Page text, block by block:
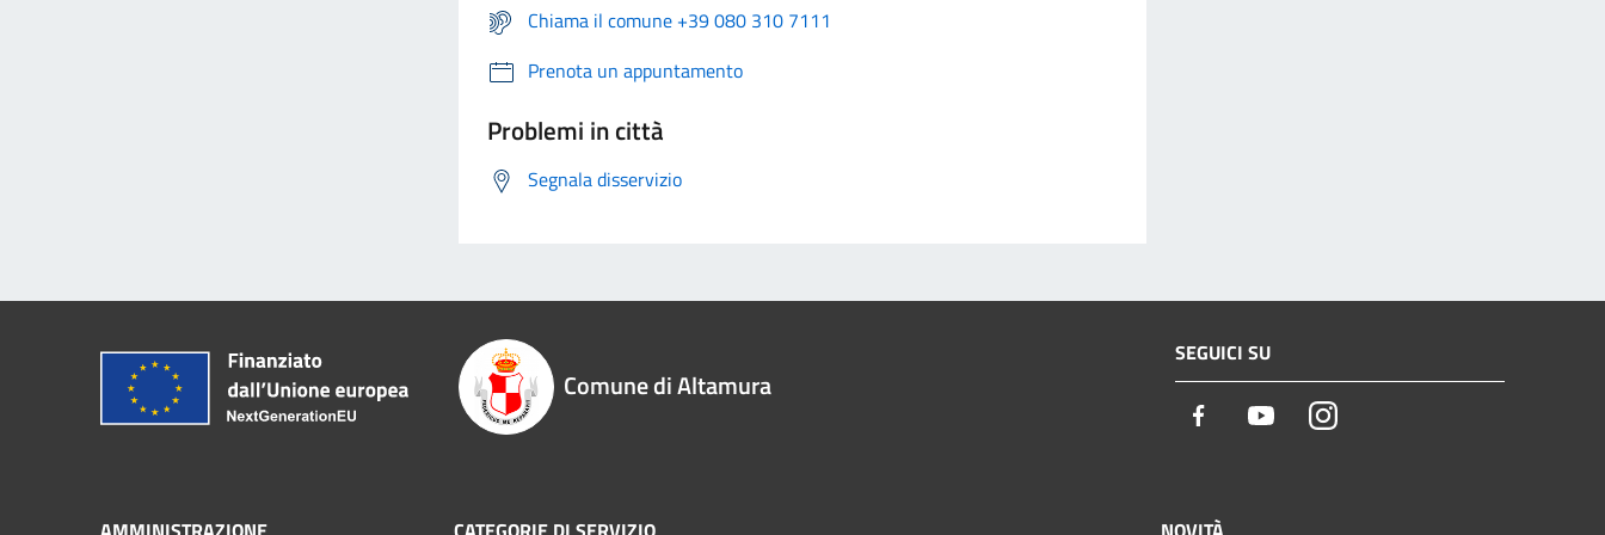
Chiama il comune +39 080 310 7111
Prenota un appuntamento
Problemi in città
Segnala disservizio
Comune di Altamura
SEGUICI SU
Facebook YoutubeInstagram